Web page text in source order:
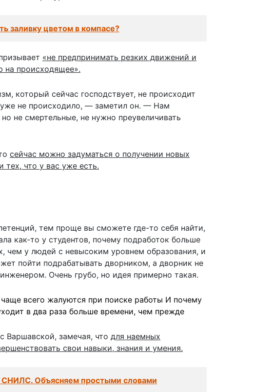
заливку цветом в компасе?
«не предпринимать резких движений и
на происходящее».
который сейчас господствует, не происходит
уже не происходило, — заметил он. — Нам
не смертельные, не нужно преувеличивать
сейчас можно задуматься о получении новых
что у вас уже есть.
тем проще вы сможете где-то себя найти,
как-то у студентов, почему подработок больше
чем у людей с невысоким уровнем образования, и
пойти подрабатывать дворником, а дворник не
Очень грубо, но идея примерно такая.
всего жалуются при поиске работы И почему
в два раза больше времени, чем прежде
Варшавской, замечая, что для наемных
свои навыки, знания и умения.
СНИЛС. Объясняем простыми словами